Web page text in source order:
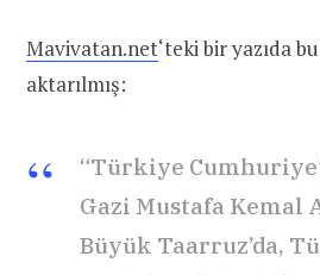
Mavivatan.net‘teki bir yazıda
aktarılmış:
“Türkiye
Gazi Mustafa Kemal
Büyük Taarruz’da,